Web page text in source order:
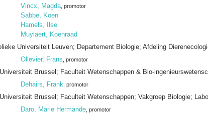
Vincx, Magda , promotor
Sabbe, Koen
Hamels, Ilse
Muylaert, Koenraad
Universiteit Leuven; Departement Biologie; Afdeling
Ollevier, Frans , promotor
Brussel; Faculteit Wetenschappen & Bio-
Dehairs, Frank , promotor
Brussel; Faculteit Wetenschappen; Vakgroep Biologie;
Daro, Marie Hermande , promotor